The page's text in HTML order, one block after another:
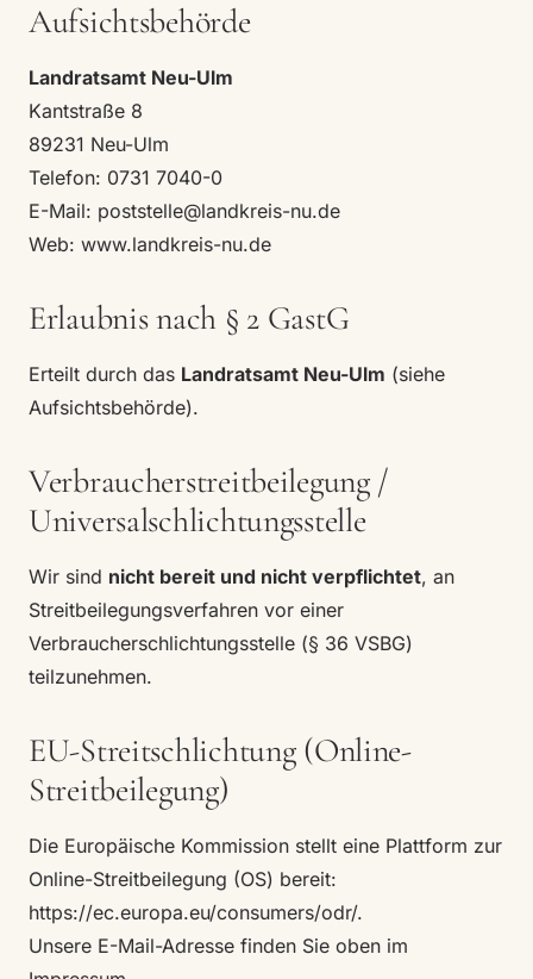
Aufsichtsbehörde
Landratsamt Neu-Ulm
Kantstraße 8
89231 Neu-Ulm
Telefon: 0731 7040-0
E-Mail: poststelle@landkreis-nu.de
Web: www.landkreis-nu.de
Erlaubnis nach § 2 GastG
Erteilt durch das Landratsamt Neu-Ulm (siehe
Aufsichtsbehörde).
Verbraucherstreitbeilegung /
Universalschlichtungsstelle
Wir sind nicht bereit und nicht verpflichtet, an
Streitbeilegungsverfahren vor einer
Verbraucherschlichtungsstelle (§ 36 VSBG)
teilzunehmen.
EU-Streitschlichtung (Online-
Streitbeilegung)
Die Europäische Kommission stellt eine Plattform zur
Online-Streitbeilegung (OS) bereit:
https://ec.europa.eu/consumers/odr/.
Unsere E-Mail-Adresse finden Sie oben im